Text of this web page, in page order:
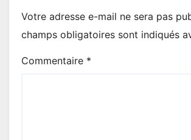
Votre adresse e-mail ne sera pas
champs obligatoires sont indiqués
Commentaire *